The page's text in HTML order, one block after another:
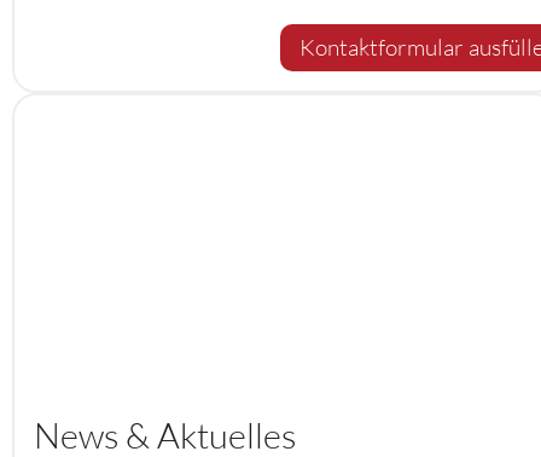
Kontaktformular
News & Aktuelles